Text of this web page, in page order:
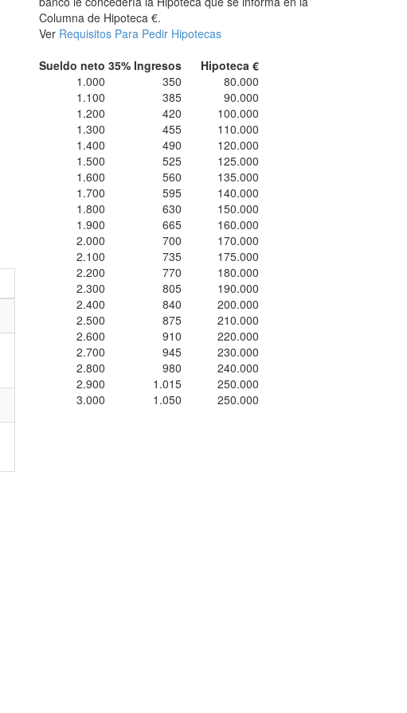
Columna de Hipoteca €.
Ver Requisitos Para Pedir Hipotecas
Sueldo neto 35% Ingresos
Hipoteca €
1.000
350
80.000
1.100
385
90.000
1.200
420
100.000
1.300
455
110.000
1.400
490
120.000
1.500
525
125.000
1.600
560
135.000
1.700
595
140.000
1.800
630
150.000
1.900
665
160.000
2.000
700
170.000
2.100
735
175.000
2.200
770
180.000
2.300
805
190.000
2.400
840
200.000
2.500
875
210.000
2.600
910
220.000
2.700
945
230.000
2.800
980
240.000
2.900
1.015
250.000
3.000
1.050 250.000